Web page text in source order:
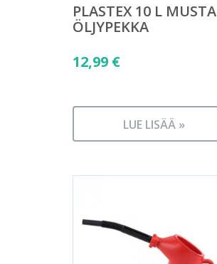
PLASTEX 10 L MUSTA
ÖLJYPEKKA
12,99 €
LUE LISÄÄ »